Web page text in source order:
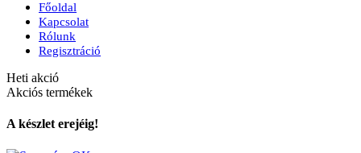
Főoldal
Kapcsolat
Rólunk
Regisztráció
Heti akció
Akciós termékek
A készlet erejéig!